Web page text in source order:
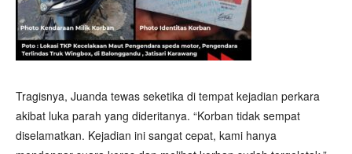
Tragisnya, Juanda tewas seketika di tempat kejadian perkara
akibat luka parah yang dideritanya. “Korban tidak sempat
diselamatkan. Kejadian ini sangat cepat, kami hanya